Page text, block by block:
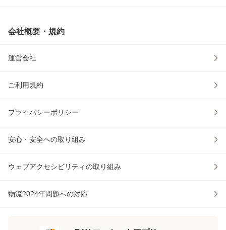
会社概要・規約
運営会社
ご利用規約
プライバシーポリシー
安心・安全への取り組み
ウェブアクセシビリティの取り組み
物流2024年問題への対応